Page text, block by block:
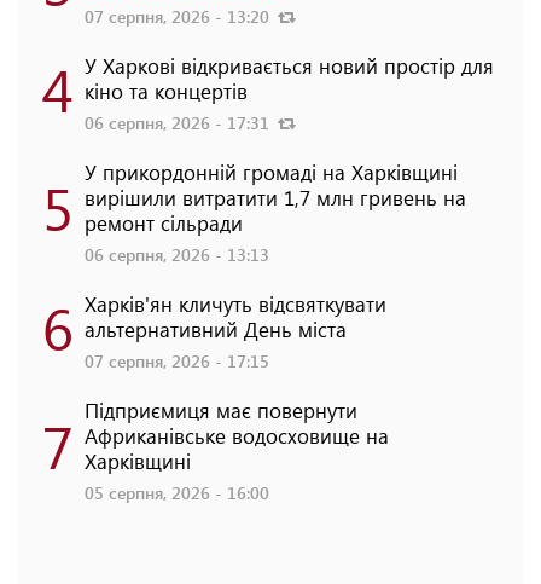
07 серпня, 2026 - 13:20
4 У Харкові відкривається новий простір для
кіно та концертів
06 серпня, 2026 - 17:31
5 У прикордонній громаді на Харківщині
вирішили витратити 1,7 млн гривень на
ремонт сільради
06 серпня, 2026 - 13:13
6 Харків'ян кличуть відсвяткувати
альтернативний День міста
07 серпня, 2026 - 17:15
7 Підприємиця має повернути
Африканівське водосховище на
Харківщині
05 серпня, 2026 - 16:00